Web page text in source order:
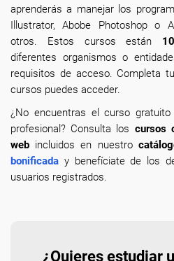
aprenderás a manejar los
Illustrator, Abobe Photoshop o
otros. Estos cursos están
diferentes organismos o
requisitos de acceso. Completa
cursos puedes acceder.
¿No encuentras el curso
profesional? Consulta los cursos
web incluidos en nuestro
bonificada y benefíciate de los
usuarios registrados.
¿Quieres estudiar